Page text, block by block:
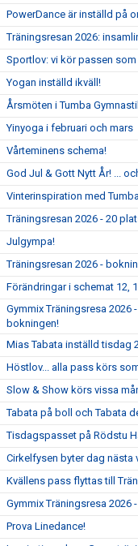
PowerDance är inställd på
Träningsresan 2026:
Sportlov: vi kör passen
Yogan inställd ikväll!
Årsmöten i Tumba
Yinyoga i februari och mars
Vårteminens schema!
God Jul & Gott Nytt År! ...
Vinterinspiration med
Träningsresan 2026 - 20
Julgympa!
Träningsresan 2026 -
Förändringar i schemat 12,
Gymmix Träningsresa 2026
bokningen!
Mias Tabata inställd tisdag
Höstlov... alla pass körs
Slow & Show körs vissa
Tabata på boll och Tabata
Tisdagspasset på Rödstu
Cirkelfysen byter dag nästa
Kvällens pass flyttas till
Gymmix Träningsresa 2026
Prova Linedance!